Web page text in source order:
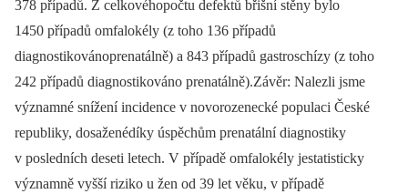
378 případů. Z celkovéhopočtu defektů břišní stěny bylo
1450 případů omfalokély (z toho 136 případů
diagnostikovánoprenatálně) a 843 případů gastroschízy (z toho
242 případů diagnostikováno prenatálně).Závěr: Nalezli jsme
významné snížení incidence v novorozenecké populaci České
republiky, dosaženédíky úspěchům prenatální diagnostiky
v posledních deseti letech. V případě omfalokély jestatisticky
významně vyšší riziko u žen od 39 let věku, v případě